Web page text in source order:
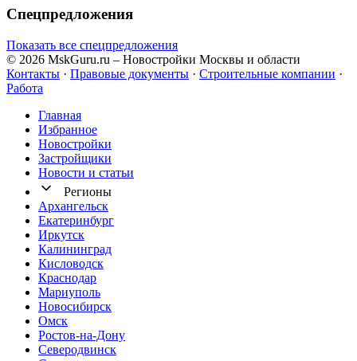
Спецпредложения
Показать все спецпредложения
© 2026 MskGuru.ru – Новостройки Москвы и области
Контакты · Правовые документы · Строительные компании ·
Работа
Главная
Избранное
Новостр ойки
Застройщики
Новости и статьи
Регионы
Архангельск
Екатеринбург
Иркутск
Калининград
Кисловодск
Краснодар
Мариуполь
Новосибирск
Омск
Ростов-на-Дону
Северодвинск